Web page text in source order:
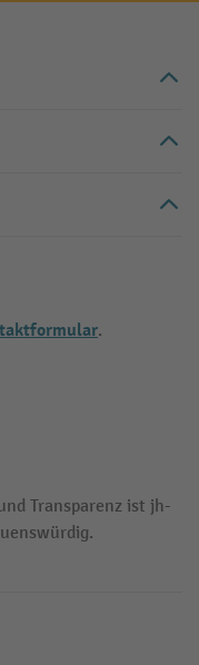
.
Transparenz ist jh-